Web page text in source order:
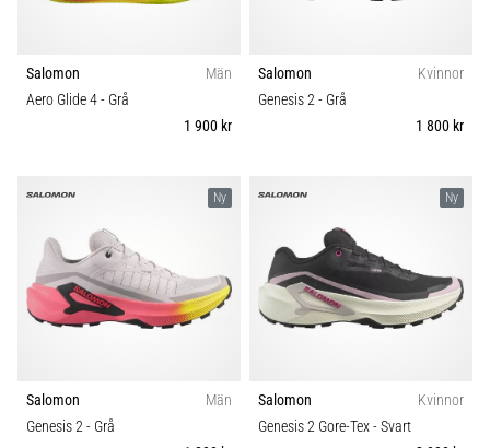
Salomon
Män
Aero Glide 4- Grå
1 900 kr
Salomon
Kvinnor
Genesis 2- Grå
1 800 kr
Ny
Salomon
Män
Genesis 2- Grå
Ny
Salomon
Kvinnor
Genesis 2 Gore-Tex- Svart